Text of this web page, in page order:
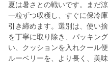
夏は暑さとの戦いです。まだ
一粒ずつ収穫し、すぐに保冷
引き締めます。選別は、使い
を丁寧に取り除き、パッキン
い、クッションを入れクール
ルーベリーを、より長く、美